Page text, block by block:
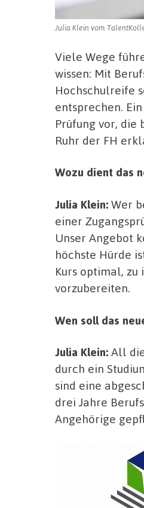
Julia Klein vom
Viele Wege
wissen: Mit
Hochschulreife
entsprechen.
Prüfung vor,
Ruhr der FH
Wozu dient das
Julia Klein: Wer
einer
Unser Angebot
höchste Hürde
Kurs optimal,
vorzubereiten.
Wen soll das
Julia Klein: All
durch ein
sind eine
drei Jahre
Angehörige